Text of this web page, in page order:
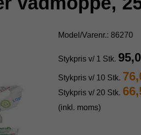
Model/Varenr.: 86270
Stykpris v/ 1 Stk.
Stykpris v/ 10 Stk.
Stykpris v/ 20 Stk.
(inkl. moms)